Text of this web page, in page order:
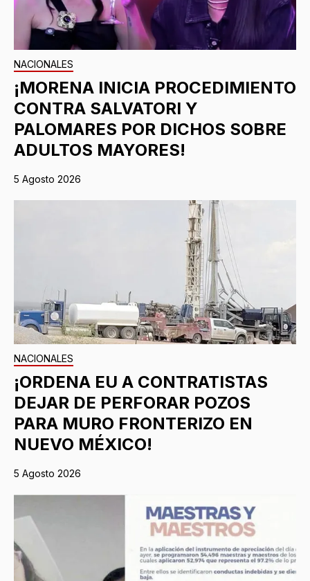
NACIONALES
¡MORENA INICIA PROCEDIMIENTO
CONTRA SALVATORI Y
PALOMARES POR DICHOS SOBRE
ADULTOS MAYORES!
5 Agosto 2026
NACIONALES
¡ORDENA EU A CONTRATISTAS
DEJAR DE PERFORAR POZOS
PARA MURO FRONTERIZO EN
NUEVO MÉXICO!
5 Agosto 2026